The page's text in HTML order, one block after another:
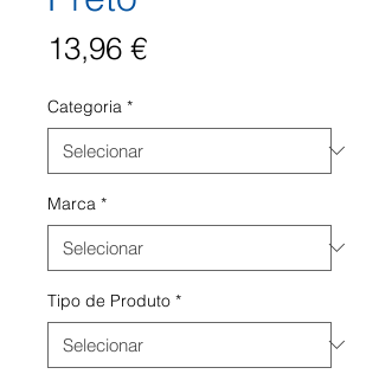
13,96 €Preço
Categoria *
Marca *
Tipo de Produto *